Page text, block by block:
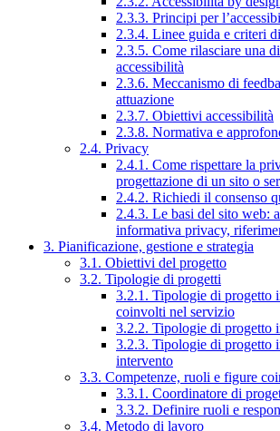
2.3.3. Principi per
2.3.4. Linee guida e criteri
2.3.5. Come rilasciare una
accessibilità
2.3.6. Meccanismo di
attuazione
2.3.7. Obiettivi accessibilità
2.3.8. Normativa e
2.4. Privacy
2.4.1. Come rispettare la
progettazione di un sito o
2.4.2. Richiedi il consenso
2.4.3. Le basi del sito web:
informativa privacy,
3. Pianificazione, gestione e strategia
3.1. Obiettivi del progetto
3.2. Tipologie di progetti
3.2.1. Tipologie di progetto
coinvolti nel servizio
3.2.2. Tipologie di progetto
3.2.3. Tipologie di progetto
intervento
3.3. Competenze, ruoli e figure
3.3.1. Coordinatore di
3.3.2. Definire ruoli e
3.4. Metodo di lavoro